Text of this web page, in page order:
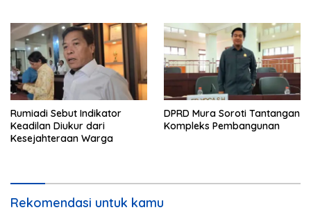
Rumiadi Sebut Indikator
Keadilan Diukur dari
Kesejahteraan Warga
DPRD Mura Soroti Tantangan
Kompleks Pembangunan
Rekomendasi untuk kamu